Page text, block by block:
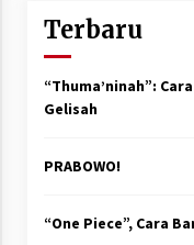
Terbaru
“Thuma’ninah”:
Gelisah
PRABOWO!
“One Piece”, Cara